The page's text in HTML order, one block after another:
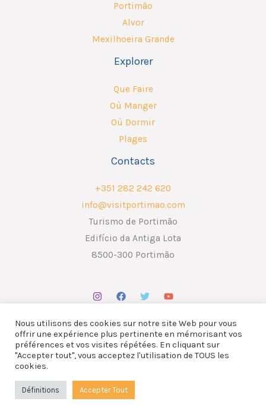
Portimão
Alvor
Mexilhoeira Grande
Explorer
Que Faire
Où Manger
Où Dormir
Plages
Contacts
+351 282 242 620
info@visitportimao.com
Turismo de Portimão
Edifício da Antiga Lota
8500-300 Portimão
Copyright © 2026 ATP - Associação Turismo de Portimão.
Design por
Nous utilisons des cookies sur notre site Web pour vous
offrir une expérience plus pertinente en mémorisant vos
préférences et vos visites répétées. En cliquant sur
"Accepter tout", vous acceptez l'utilisation de TOUS les
cookies.
Définitions Accepter Tout